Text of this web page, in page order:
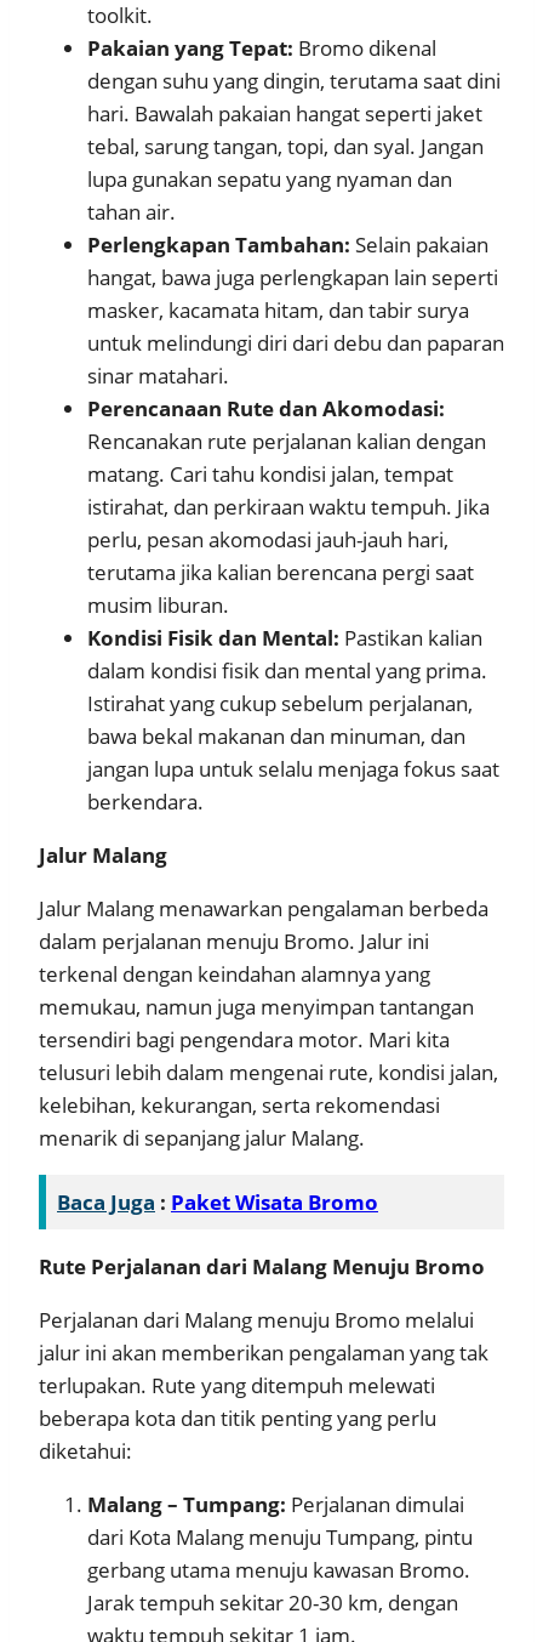
toolkit.
Pakaian yang Tepat: Bromo dikenal
dengan suhu yang dingin, terutama saat dini
hari. Bawalah pakaian hangat seperti jaket
tebal, sarung tangan, topi, dan syal. Jangan
lupa gunakan sepatu yang nyaman dan
tahan air.
Perlengkapan Tambahan: Selain pakaian
hangat, bawa juga perlengkapan lain seperti
masker, kacamata hitam, dan tabir surya
untuk melindungi diri dari debu dan paparan
sinar matahari.
Perencanaan Rute dan Akomodasi:
Rencanakan rute perjalanan kalian dengan
matang. Cari tahu kondisi jalan, tempat
istirahat, dan perkiraan waktu tempuh. Jika
perlu, pesan akomodasi jauh-jauh hari,
terutama jika kalian berencana pergi saat
musim liburan.
Kondisi Fisik dan Mental: Pastikan kalian
dalam kondisi fisik dan mental yang prima.
Istirahat yang cukup sebelum perjalanan,
bawa bekal makanan dan minuman, dan
jangan lupa untuk selalu menjaga fokus saat
berkendara.
Jalur Malang
Jalur Malang menawarkan pengalaman berbeda
dalam perjalanan menuju Bromo. Jalur ini
terkenal dengan keindahan alamnya yang
memukau, namun juga menyimpan tantangan
tersendiri bagi pengendara motor. Mari kita
telusuri lebih dalam mengenai rute, kondisi jalan,
kelebihan, kekurangan, serta rekomendasi
menarik di sepanjang jalur Malang.
Baca Juga : Paket Wisata Bromo
Rute Perjalanan dari Malang Menuju Bromo
Perjalanan dari Malang menuju Bromo melalui
jalur ini akan memberikan pengalaman yang tak
terlupakan. Rute yang ditempuh melewati
beberapa kota dan titik penting yang perlu
diketahui:
Malang – Tumpang: Perjalanan dimulai
dari Kota Malang menuju Tumpang, pintu
gerbang utama menuju kawasan Bromo.
Jarak tempuh sekitar 20-30 km, dengan
waktu tempuh sekitar 1 jam.